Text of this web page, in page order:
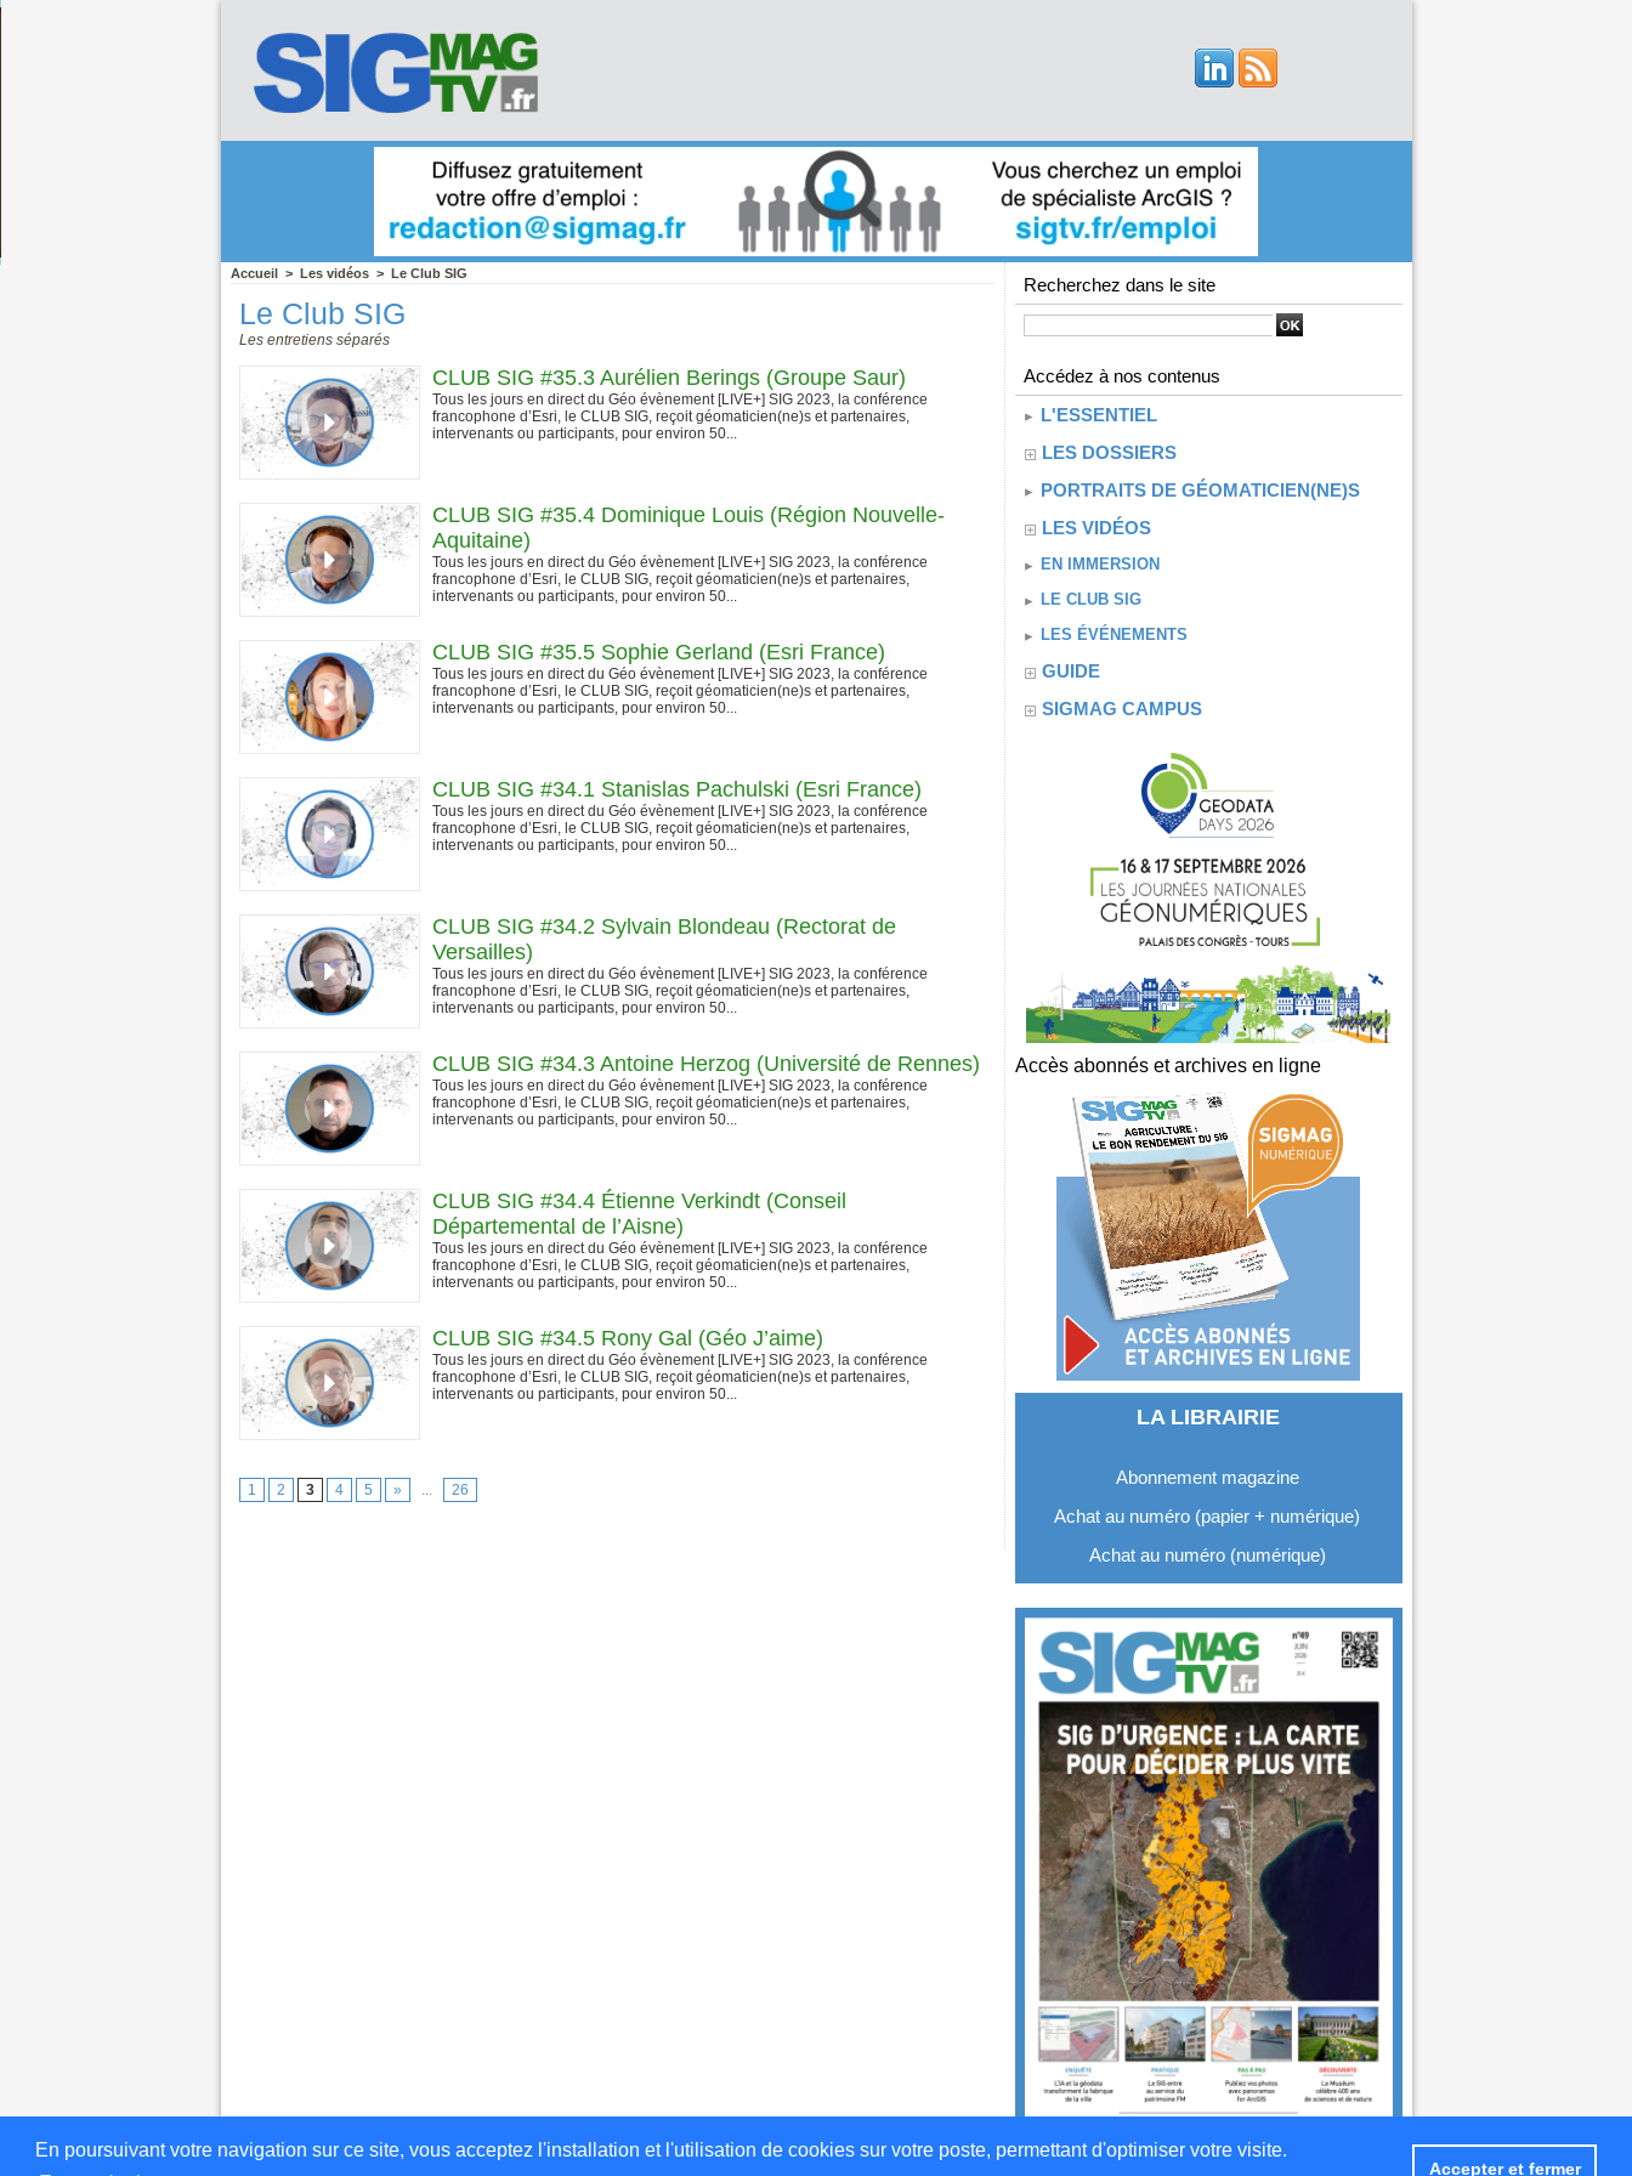
En poursuivant votre navigation sur ce site, vous acceptez l'installation et l'utilisation de cookies sur votre poste, permettant d'optimiser votre visite.
Accepter et fermer
Accueil > Les vidéos > Le Club SIG
Le Club SIG
Les entretiens séparés
CLUB SIG #35.3 Aurélien Berings (Groupe Saur)
Tous les jours en direct du Géo évènement [LIVE+] SIG 2023, la conférence
francophone d’Esri, le CLUB SIG, reçoit géomaticien(ne)s et partenaires,
intervenants ou participants, pour environ 50...
CLUB SIG #35.4 Dominique Louis (Région Nouvelle-
Aquitaine)
Tous les jours en direct du Géo évènement [LIVE+] SIG 2023, la conférence
francophone d’Esri, le CLUB SIG, reçoit géomaticien(ne)s et partenaires,
intervenants ou participants, pour environ 50...
CLUB SIG #35.5 Sophie Gerland (Esri France)
Tous les jours en direct du Géo évènement [LIVE+] SIG 2023, la conférence
francophone d’Esri, le CLUB SIG, reçoit géomaticien(ne)s et partenaires,
intervenants ou participants, pour environ 50...
CLUB SIG #34.1 Stanislas Pachulski (Esri France)
Tous les jours en direct du Géo évènement [LIVE+] SIG 2023, la conférence
francophone d’Esri, le CLUB SIG, reçoit géomaticien(ne)s et partenaires,
intervenants ou participants, pour environ 50...
CLUB SIG #34.2 Sylvain Blondeau (Rectorat de
Versailles)
Tous les jours en direct du Géo évènement [LIVE+] SIG 2023, la conférence
francophone d’Esri, le CLUB SIG, reçoit géomaticien(ne)s et partenaires,
intervenants ou participants, pour environ 50...
CLUB SIG #34.3 Antoine Herzog (Université de Rennes)
Tous les jours en direct du Géo évènement [LIVE+] SIG 2023, la conférence
francophone d’Esri, le CLUB SIG, reçoit géomaticien(ne)s et partenaires,
intervenants ou participants, pour environ 50...
CLUB SIG #34.4 Étienne Verkindt (Conseil
Départemental de l’Aisne)
Tous les jours en direct du Géo évènement [LIVE+] SIG 2023, la conférence
francophone d’Esri, le CLUB SIG, reçoit géomaticien(ne)s et partenaires,
intervenants ou participants, pour environ 50...
CLUB SIG #34.5 Rony Gal (Géo J’aime)
Tous les jours en direct du Géo évènement [LIVE+] SIG 2023, la conférence
francophone d’Esri, le CLUB SIG, reçoit géomaticien(ne)s et partenaires,
intervenants ou participants, pour environ 50...
1 2 3 4 5 » ... 26
Recherchez dans le site
Accédez à nos contenus
L'ESSENTIEL
LES DOSSIERS
PORTRAITS DE GÉOMATICIEN(NE)S
LES VIDÉOS
EN IMMERSION
LE CLUB SIG
LES ÉVÉNEMENTS
GUIDE
SIGMAG CAMPUS
Accès abonnés et archives en ligne
LA LIBRAIRIE
Abonnement magazine
Achat au numéro (papier + numérique)
Achat au numéro (numérique)